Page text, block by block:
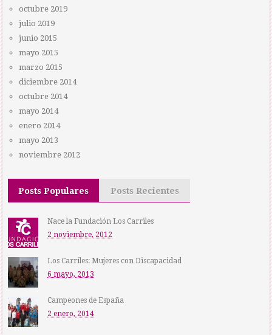
octubre 2019
julio 2019
junio 2015
mayo 2015
marzo 2015
diciembre 2014
octubre 2014
mayo 2014
enero 2014
mayo 2013
noviembre 2012
Posts Populares Posts Recientes
Nace la Fundación Los Carriles
2 noviembre, 2012
Los Carriles: Mujeres con Discapacidad
6 mayo, 2013
Campeones de España
2 enero, 2014